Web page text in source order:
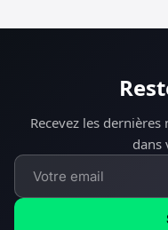
Recevez les
dans